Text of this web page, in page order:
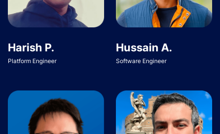
Harish P.
Platform Engineer
Hussain A.
Software Engineer